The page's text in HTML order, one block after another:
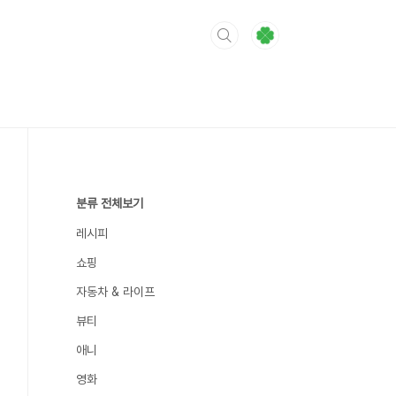
분류 전체보기
레시피
쇼핑
자동차 & 라이프
뷰티
애니
영화